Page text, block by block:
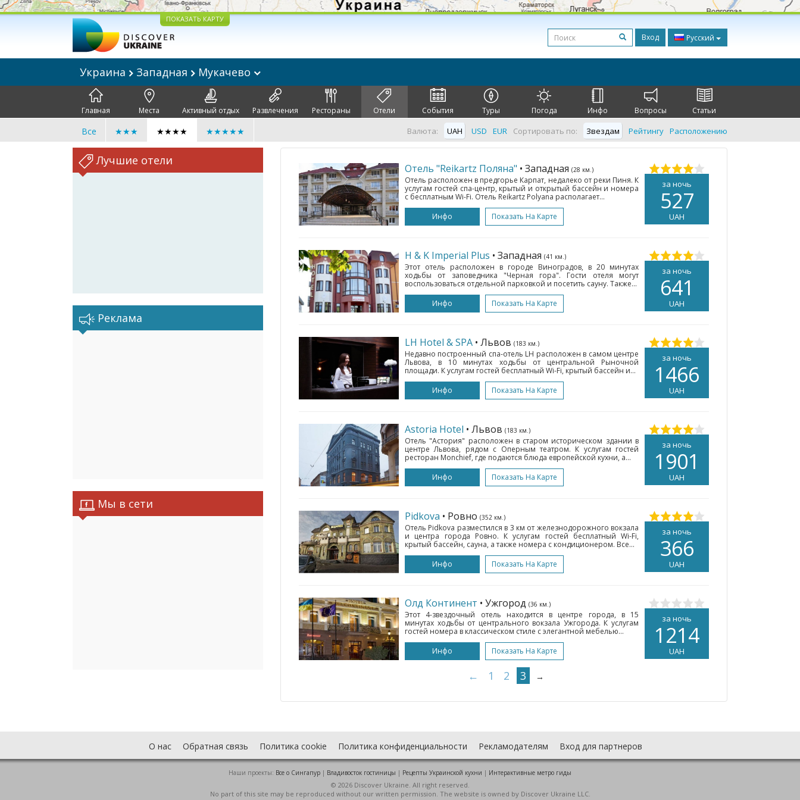
ПОКАЗАТЬ КАРТУ
Вход Русский
Украина Западная Мукачево
Главная Места Активный отдых Развлечения Рестораны Отели События Туры Погода Инфо Вопросы Статьи
Все ★★★ ★★★★ ★★★★★ Сортировать по: Звездам Рейтингу Расположению
Валюта: UAH USD EUR
Лучшие отели
Реклама
Мы в сети
за ночь
527
UAH
Отель "Reikartz Поляна" • Западная (28 км.)
Отель расположен в предгорье Карпат, недалеко от реки Пиня. К
услугам гостей спа-центр, крытый и открытый бассейн и номера
с бесплатным Wi-Fi. Отель Reikartz Polyana располагает...
Инфо
Показать На Карте
за ночь
641
UAH
H & K Imperial Plus • Западная (41 км.)
Этот отель расположен в городе Виноградов, в 20 минутах
ходьбы от заповедника "Черная гора". Гости отеля могут
воспользоваться отдельной парковкой и посетить сауну. Также...
Инфо
Показать На Карте
за ночь
1466
UAH
LH Hotel & SPA • Львов (183 км.)
Недавно построенный спа-отель LH расположен в самом центре
Львова, в 10 минутах ходьбы от центральной Рыночной
площади. К услугам гостей бесплатный Wi-Fi, крытый бассейн и...
Инфо
Показать На Карте
за ночь
1901
UAH
Astoria Hotel • Львов (183 км.)
Отель "Астория" расположен в старом историческом здании в
центре Львова, рядом с Оперным театром. К услугам гостей
ресторан Monchief, где подаются блюда европейской кухни, а...
Инфо
Показать На Карте
за ночь
366
UAH
Pidkova • Ровно (352 км.)
Отель Pidkova разместился в 3 км от железнодорожного вокзала
и центра города Ровно. К услугам гостей бесплатный Wi-Fi,
крытый бассейн, сауна, а также номера с кондиционером. Все...
Инфо
Показать На Карте
за ночь
1214
UAH
Олд Континент • Ужгород (36 км.)
Этот 4-звездочный отель находится в центре города, в 15
минутах ходьбы от центрального вокзала Ужгорода. К услугам
гостей номера в классическом стиле с элегантной мебелью...
Инфо
Показать На Карте
← 1 2 3 →
О нас Обратная связь Политика cookie Политика конфиденциальности Рекламодателям Вход для партнеров
Наши проекты: Все о Cингапур | Владивосток гостиницы | Рецепты Украинской кухни | Интерактивные метро гиды
© 2026 Discover Ukraine. All right reserved.
No part of this site may be reproduced without our written permission. The website is owned by Discover Ukraine LLC.